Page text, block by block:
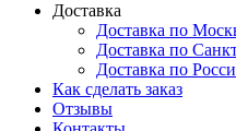
Доставка
Доставка по
Доставка по
Доставка по
Как сделать заказ
Отзывы